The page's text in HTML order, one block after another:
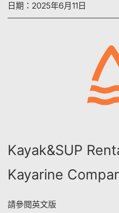
日期：2025年6月11日
Kayak&SUP
Kayarine
請參閱英文版